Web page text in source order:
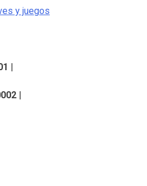
y juegos
|
|